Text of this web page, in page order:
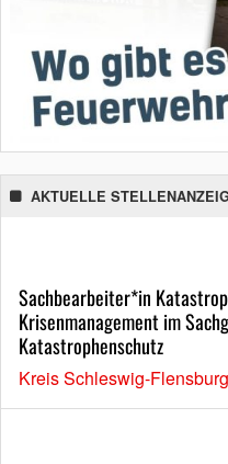
AKTUELLE
Sachbearbeiter*in
Krisenmanagement im
Katastrophenschutz
Kreis Schleswig-